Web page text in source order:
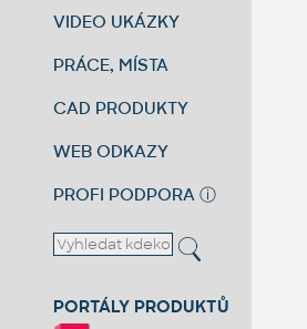
VIDEO UKÁZKY
PRÁCE, MÍSTA
CAD PRODUKTY
WEB ODKAZY
PROFI PODPORA ⓘ
PORTÁLY PRODUKTŮ